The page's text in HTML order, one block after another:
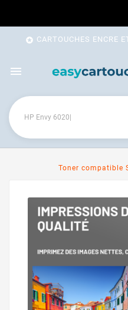
 CARTOUCHES ENCRE

Toner compatible